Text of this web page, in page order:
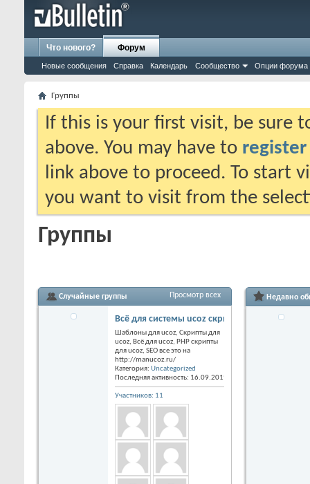
Что нового? Форум
Новые сообщения Справка Календарь Сообщество Опции форума
Группы
If this is your first visit, be sure
above. You may have to register
link above to proceed. To start
you want to visit from the
Группы
Просмотр всех
Случайные группы
Всё для системы ucoz скрипты и шаблоны,
Шаблоны для ucoz, Скрипты для
ucoz, Всё для ucoz, PHP скрипты
для ucoz, SEO все это на
http://manucoz.ru/
Категория: Uncategorized
Последняя активность: 16.09.2019
Участников: 11
Недавно